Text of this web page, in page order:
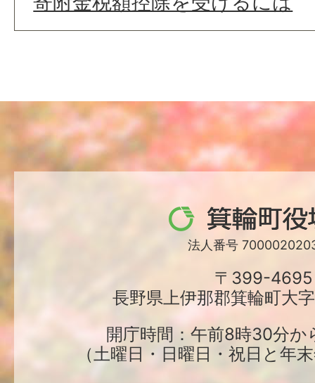
箕
輪
役
場
法人番号
〒399-4695
長野県上伊那郡箕輪町大
開庁時間：午前8時30分か
（土曜日・日曜日・祝日と年